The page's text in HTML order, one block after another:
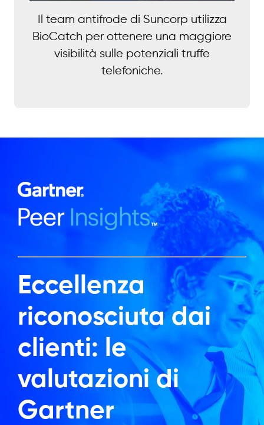
Il team antifrode di Suncorp utilizza
BioCatch per ottenere una maggiore
visibilità sulle potenziali truffe
telefoniche.
Eccellenza
riconosciuta dai
clienti: le
valutazioni di
Gartner